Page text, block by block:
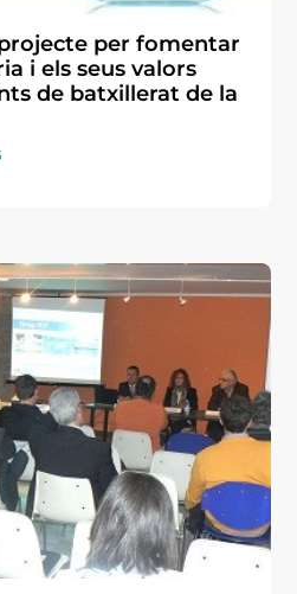
per fomentar
i els seus valors
de batxillerat de la